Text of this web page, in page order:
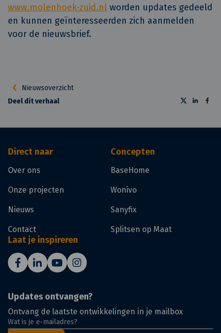
www.molenhoek-zuid.nl worden updates gedeeld
en kunnen geïnteresseerden zich aanmelden
voor de nieuwsbrief.
Nieuwsoverzicht
Deel dit verhaal
Direct naar
Over ons
Onze projecten
Nieuws
Contact
Concepten
BaseHome
Wonivo
Sanyfix
Splitsen op Maat
Laat je inspireren
Updates ontvangen?
Ontvang de laatste ontwikkelingen in je mailbox